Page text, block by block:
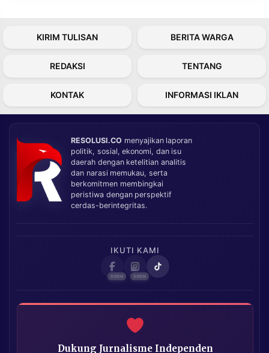
KIRIM TULISAN BERITA WARGA
REDAKSI TENTANG
KONTAK INFORMASI IKLAN
RESOLUSI.CO menyajikan laporan
politik, sosial, ekonomi, dan isu
daerah dengan ketelitian analitis
dan narasi memukau, serta
berkomitmen membingkai
peristiwa dengan perspektif
cerdas-berintegritas.
IKUTI KAMI
Dukung Jurnalisme Independen